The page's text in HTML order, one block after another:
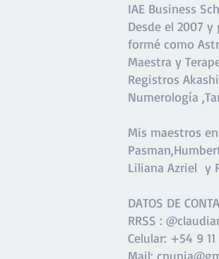
IAE Business
Desde el 2007
formé como
Maestra y
Registros
Numerología
Mis maestros
Liliana Azriel y
DATOS DE
RRSS :
Celular: +54 9
Mail: cnunia@